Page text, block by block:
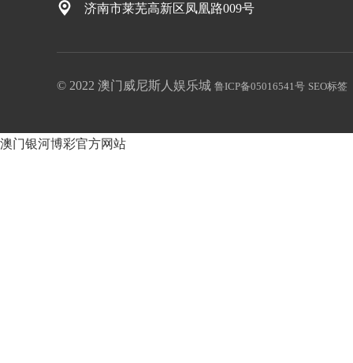
济南市莱芜高新区凤凰路009号
© 2022 澳门威尼斯人娱乐城 鲁ICP备05016541号 SEO标签
澳门银河博彩官方网站